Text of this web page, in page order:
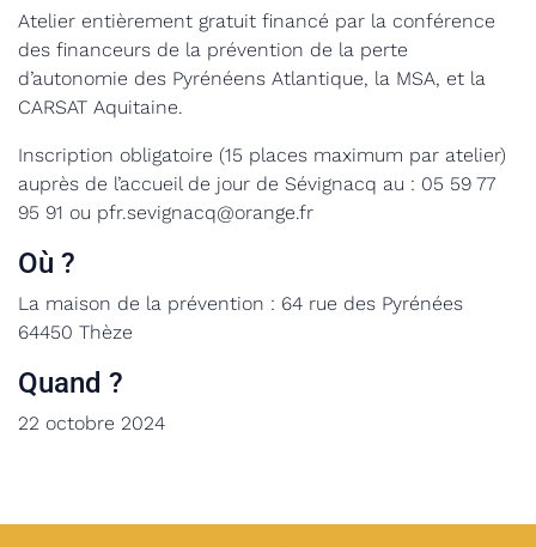
Atelier entièrement gratuit financé par la conférence
des financeurs de la prévention de la perte
d’autonomie des Pyrénéens Atlantique, la MSA, et la
CARSAT Aquitaine.
Inscription obligatoire (15 places maximum par atelier)
auprès de l’accueil de jour de Sévignacq au : 05 59 77
95 91 ou pfr.sevignacq@orange.fr
Où ?
La maison de la prévention : 64 rue des Pyrénées
64450 Thèze
Quand ?
22 octobre 2024